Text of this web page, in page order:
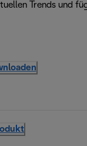
Trends und